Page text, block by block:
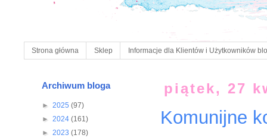
Strona główna Sklep Informacje dla Klientów i Użytkowników
piątek, 27
Komunijne
Archiwum bloga
► 2025 (97)
► 2024 (161)
► 2023 (178)